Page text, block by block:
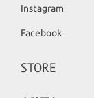
Instagram
Facebook
STORE